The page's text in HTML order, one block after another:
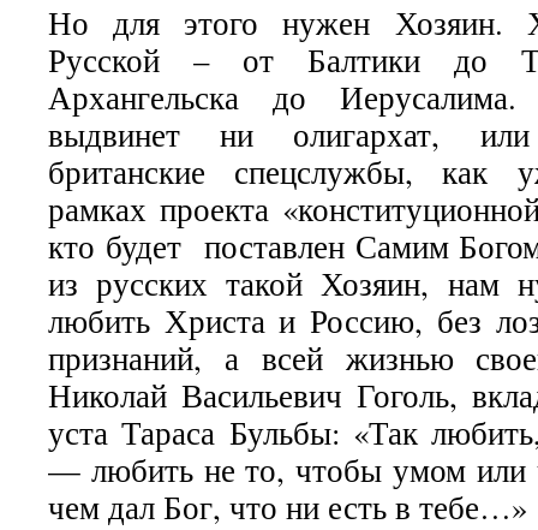
Но для этого нужен Хозяин.
Русской – от Балтики до
Архангельска до
выдвинет ни олигархат,
британские спецслужбы, как
рамках проекта
кто будет поставлен Самим
из русских такой Хозяин, нам
любить Христа и Россию, без
признаний, а всей жизнью
Николай Васильевич Гоголь,
уста Тараса Бульбы: «Так
— любить не то, чтобы умом или
чем дал Бог, что ни есть в тебе…»